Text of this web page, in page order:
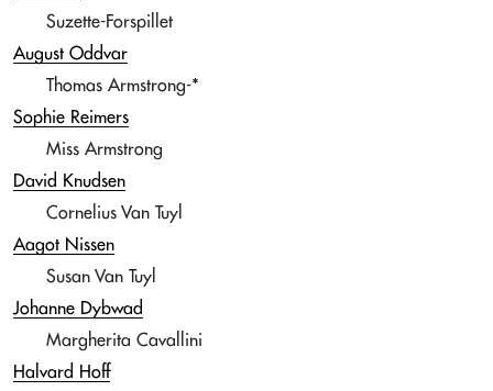
Suzette-Forspillet
August Oddvar
Thomas Armstrong-*
Sophie Reimers
Miss Armstrong
David Knudsen
Cornelius Van Tuyl
Aagot Nissen
Susan Van Tuyl
Johanne Dybwad
Margherita Cavallini
Halvard Hoff